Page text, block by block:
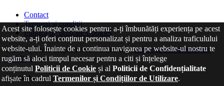
Contact
Termeni și condiții
Politica de utilizare Cookies
© 2026 | Toate drepturile sunt rezervate |Protecția consumatorilor
A.N.P.C.
Contact
Acest site folosește cookies pentru: a-ți îmbunătăți experiența pe acest
website, a-ți oferi conținut personalizat și pentru a analiza traficulului
website-ului. Înainte de a continua navigarea pe website-ul nostru te
rugăm să aloci timpul necesar pentru a citi și înțelege
conținutul Politicii de Cookie și al Politicii de Confidențialitate
afișate în cadrul Termenilor și Condițiilor de Utilizare.